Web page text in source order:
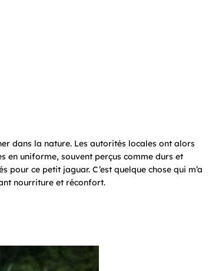
dans la nature. Les autorités locales ont alors
en uniforme, souvent perçus comme durs et
ce petit jaguar. C’est quelque chose qui m’a
nourriture et réconfort.